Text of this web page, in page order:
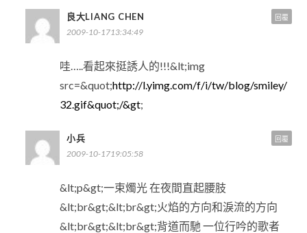
良大LIANG CHEN
2009-10-1713:34:49
哇…..看起來挺誘人的!!!&lt;img
src=&quot;http://l.yimg.com/f/i/tw/blog/smiley/
32.gif&quot;/&gt;
回覆
小兵
2009-10-1719:05:58
&lt;p&gt;一束燭光 在夜間直起腰肢
&lt;br&gt;&lt;br&gt;火焰的方向和淚流的方向
&lt;br&gt;&lt;br&gt;背道而馳 一位行吟的歌者
回覆